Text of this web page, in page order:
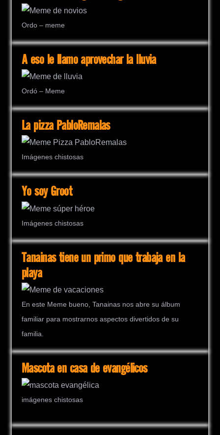
Ordo – meme
A eso le llamo aprovechar la lluvia
Ordó – Meme
La pizza PabloRemalas
Imágenes chistosas
Yo soy Groot
Imágenes chistosas
Tanainas tiene un primo que trabaja en la
playa
En este Meme bueno, Tanainas nos abre su álbum
familiar para mostrarnos aspectos divertidos de su
familia.
Mascota en casa de evangélicos
imágenes chistosas